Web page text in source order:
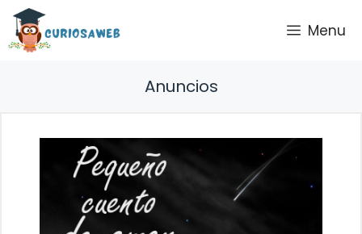
Saltar
contenido
Menu
Anuncios